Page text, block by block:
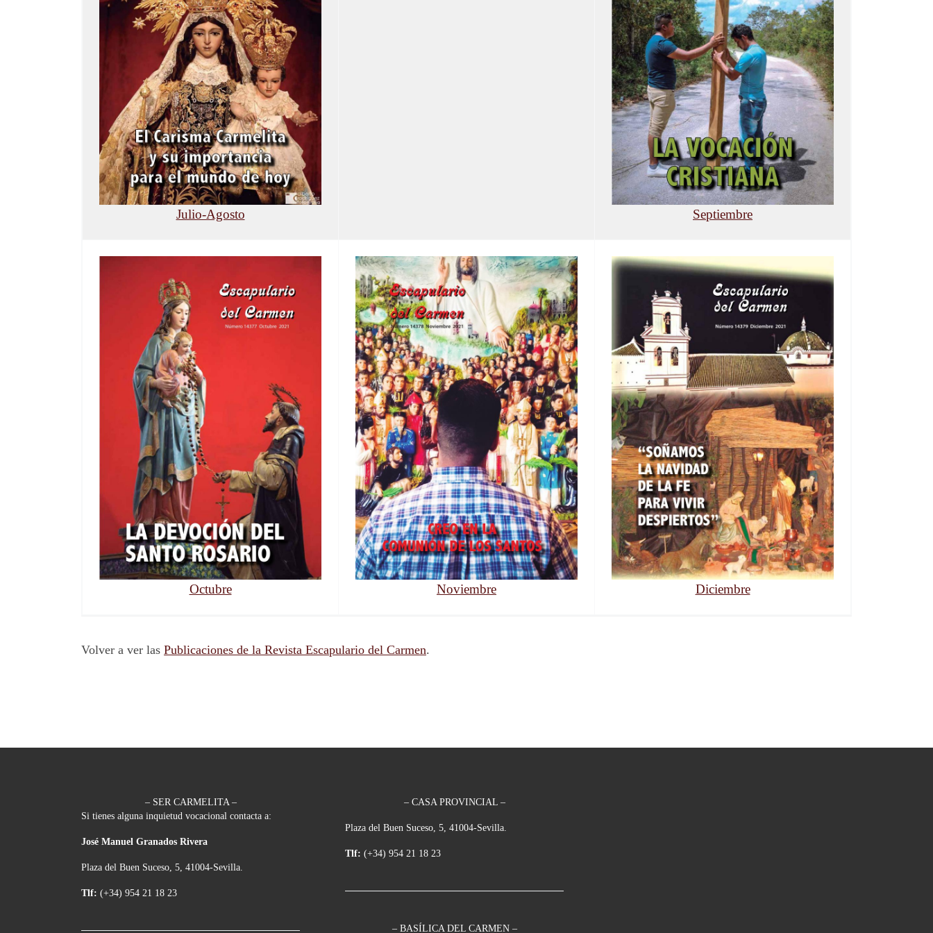
Julio-Agosto Septiembre
Octubre Noviembre Diciembre
Volver a ver las Publicaciones de la Revista Escapulario del Carmen.
– SER CARMELITA –
Si tienes alguna inquietud vocacional contacta a:
José Manuel Granados Rivera
Plaza del Buen Suceso, 5, 41004-Sevilla.
Tlf: (+34) 954 21 18 23
– CASA PROVINCIAL –
Plaza del Buen Suceso, 5, 41004-Sevilla.
Tlf: (+34) 954 21 18 23
– BASÍLICA DEL CARMEN –